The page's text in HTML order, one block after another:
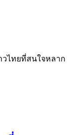
ไทยที่สนใจหลาก